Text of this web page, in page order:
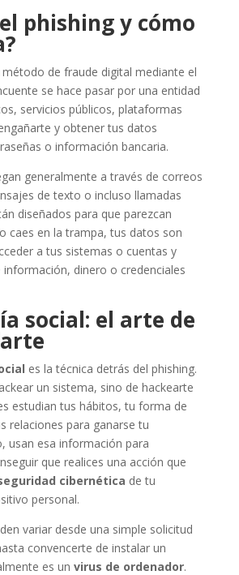
phishing y cómo
método de fraude digital mediante el
se hace pasar por una entidad
servicios públicos, plataformas
y obtener tus datos
o información bancaria.
generalmente a través de correos
de texto o incluso llamadas
diseñados para que parezcan
caes en la trampa, tus datos son
a tus sistemas o cuentas y
dinero o credenciales
social: el arte de
es la técnica detrás del phishing.
un sistema, sino de hackearte
estudian tus hábitos, tu forma de
relaciones para ganarse tu
usan esa información para
que realices una acción que
cibernética de tu
personal.
variar desde una simple solicitud
convencerte de instalar un
es un virus de ordenador.